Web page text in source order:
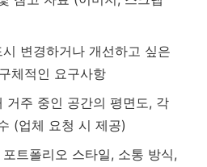
시 변경하거나 개선하고 싶은
체적인 요구사항
거주 중인 공간의 평면도, 각
(업체 요청 시 제공)
포트폴리오 스타일, 소통 방식,